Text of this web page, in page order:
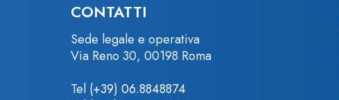
CONTATTI
Sede legale e operativa
Via Reno 30, 00198 Roma
Tel (+39) 06.8848874